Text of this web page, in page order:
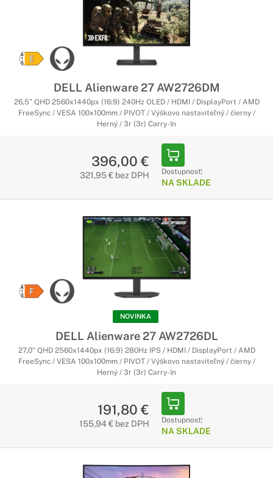
DELL Alienware 27 AW2726DM
26,5" QHD 2560x1440px (16:9) 240Hz OLED / HDMI / DisplayPort / AMD
FreeSync / VESA 100x100mm / PIVOT / Výškovo nastaviteľný / čierny /
Herný / 3r (3r) Carry-In
396,00 €
321,95 € bez DPH Dostupnosť:
NA SKLADE
NOVINKA
DELL Alienware 27 AW2726DL
27,0" QHD 2560x1440px (16:9) 280Hz IPS / HDMI / DisplayPort / AMD
FreeSync / VESA 100x100mm / PIVOT / Výškovo nastaviteľný / čierny /
Herný / 3r (3r) Carry-In
191,80 €
155,94 € bez DPH Dostupnosť:
NA SKLADE